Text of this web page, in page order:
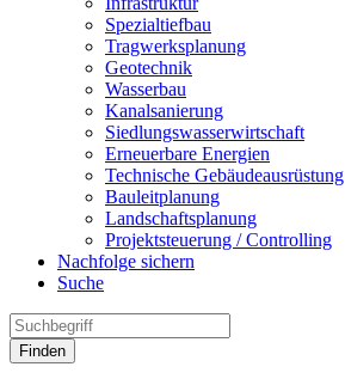
Spezialtiefbau
Tragwerksplanung
Geotechnik
Wasserbau
Kanalsanierung
Siedlungswasserwirtschaft
Erneuerbare Energien
Technische Gebäudeausrüstung
Bauleitplanung
Landschaftsplanung
Projektsteuerung / Controlling
Nachfolge sichern
Suche
Finden